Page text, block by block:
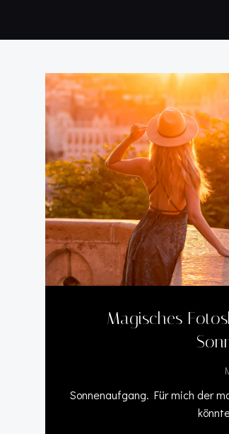
Magisches
Sonnenaufgang. Für mich der